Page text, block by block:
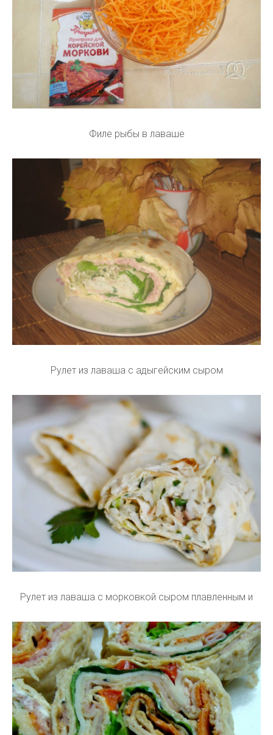
Филе рыбы в лаваше
Рулет из лаваша с адыгейским сыром
Рулет из лаваша с морковкой сыром плавленным и